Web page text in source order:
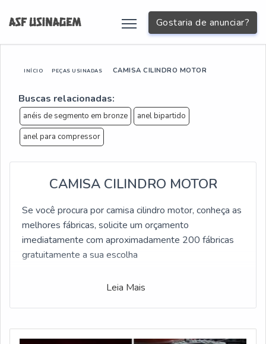
Gostaria de anunciar?
INÍCIO PEÇAS USINADAS CAMISA CILINDRO MOTOR
Buscas relacionadas:
anéis de segmento em bronze
anel bipartido
anel para compressor
CAMISA CILINDRO MOTOR
Se você procura por camisa cilindro motor, conheça as
melhores fábricas, solicite um orçamento
imediatamente com aproximadamente 200 fábricas
gratuitamente a sua escolha
Leia Mais